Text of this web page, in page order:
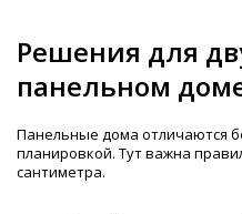
Решения для
панельном
Панельные дома отличаются
планировкой. Тут важна
сантиметра.